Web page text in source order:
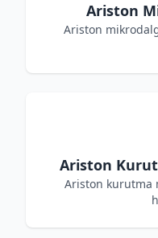
Ariston
Ariston
Ariston
Ariston kurutma